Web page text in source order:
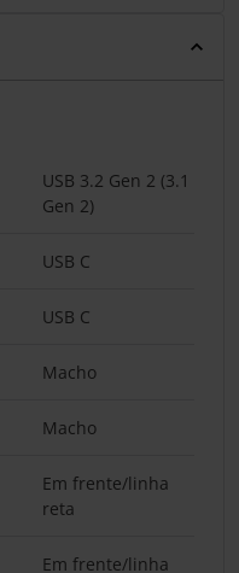
USB 3.2 Gen 2 (3.1
Gen 2)
USB C
USB C
Macho
Macho
Em frente/linha
reta
Em frente/linha